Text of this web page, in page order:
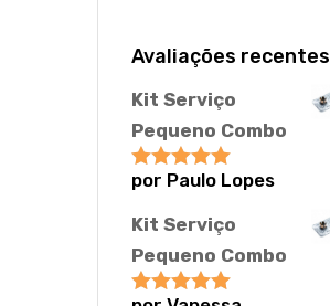
Avaliações recentes
Kit Serviço
Pequeno Combo
Avaliação5
por Paulo Lopes
Kit Serviço
Pequeno Combo